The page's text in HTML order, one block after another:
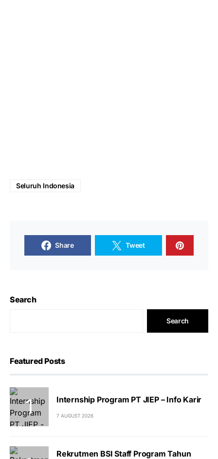
Seluruh Indonesia
Share Tweet
Search
Search
Featured Posts
Internship Program PT JIEP – Info Karir
7 AUGUST 2026
Rekrutmen BSI Staff Program Tahun